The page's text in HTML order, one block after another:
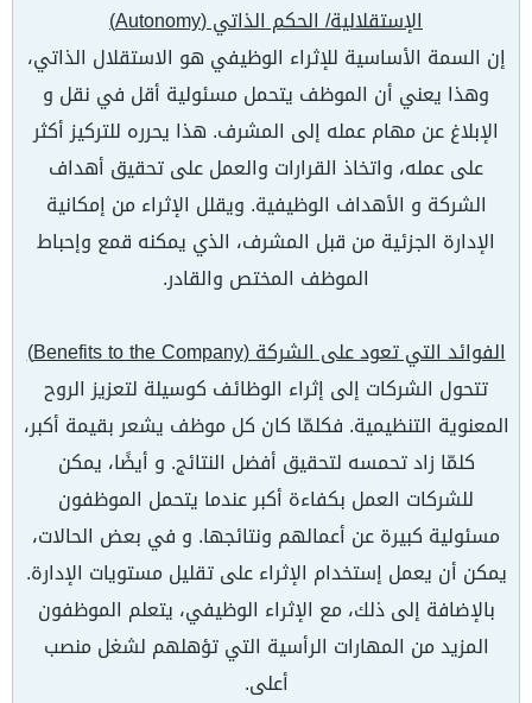
الإستقلالية/ الحكم الذاتي (Autonomy
)
إن السمة الأساسية للإثراء الوظيفي هو الاستقلال الذاتي،
وهذا يعني أن الموظف يتحمل مسئولية أقل في نقل و
الإبلاغ عن مهام عمله إلى المشرف. هذا يحرره للتركيز أكثر
على عمله، واتخاذ القرارات والعمل على تحقيق أهداف
الشركة و الأهداف الوظيفية. ويقلل الإثراء من إمكانية
الإدارة الجزئية من قبل المشرف، الذي يمكنه قمع وإحباط
الموظف المختص والقادر.
الفوائد التي تعود على الشركة (Benefits to the Company
)
تتحول الشركات إلى إثراء الوظائف كوسيلة لتعزيز الروح
المعنوية التنظيمية. فكلمّا كان كل موظف يشعر بقيمة أكبر،
كلمّا زاد تحمسه لتحقيق أفضل النتائج. و أيضًا، يمكن
للشركات العمل بكفاءة أكبر عندما يتحمل الموظفون
مسئولية كبيرة عن أعمالهم ونتائجها. و في بعض الحالات،
يمكن أن يعمل إستخدام الإثراء على تقليل مستويات الإدارة.
بالإضافة إلى ذلك، مع الإثراء الوظيفي، يتعلم الموظفون
المزيد من المهارات الرأسية التي تؤهلهم لشغل منصب
أعلى.